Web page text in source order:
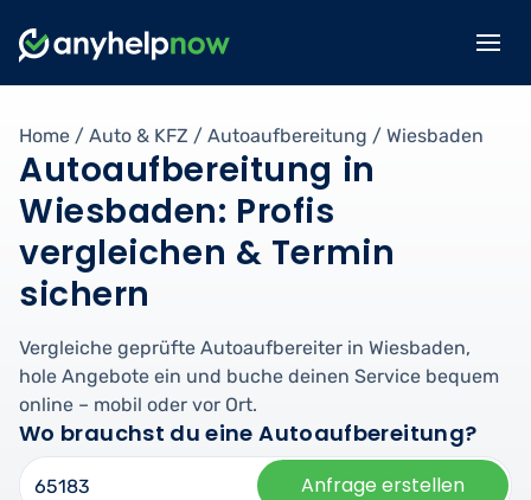
Home / Auto & KFZ / Autoaufbereitung / Wiesbaden
Autoaufbereitung in
Wiesbaden: Profis
vergleichen & Termin
sichern
Vergleiche geprüfte Autoaufbereiter in Wiesbaden,
hole Angebote ein und buche deinen Service bequem
online – mobil oder vor Ort.
Wo brauchst du eine Autoaufbereitung?
Anfrage erstellen